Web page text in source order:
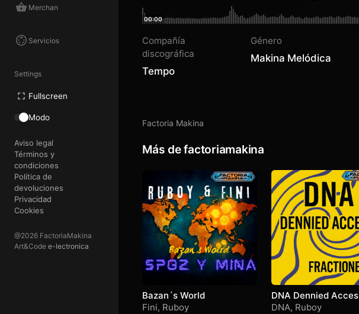
Merchan
Servicios
Settings
Fullscreen
Modo
Aviso legal
Términos y
condiciones
Política de
devoluciones
Privacidad
Cookies
@2026 FactoriaMakina
Art&Code e-lectronica
00:00
Compañía
discográfica
Tempo
Género
Makina Melódica
Factoria Makina
Más de factoriamakina
Bazan´s World
Fini, Ruboy
DNA Dennied
Fractioned
DNA, Ruboy